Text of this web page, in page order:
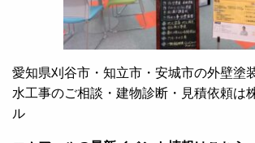
愛知県刈谷市・知立市・安城市の外壁塗
水工事のご相談・建物診断・見積依頼は
ル